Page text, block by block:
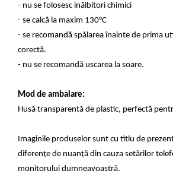
- nu se folosesc inălbitori chimici
- se calcă la maxim 130°C
- se recomandă spălarea înainte de prima
corectă.
- nu se recomandă uscarea la soare.
Mod de ambalare:
Husă transparentă de plastic, perfectă
Imaginile produselor sunt cu titlu de
diferențe de nuanță din cauza setărilor
monitorului dumneavoastră.